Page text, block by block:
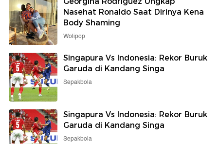
Nasehat Ronaldo Saat Dirinya Kena
Body Shaming
Wolipop
Singapura Vs Indonesia: Rekor Buruk
Garuda di Kandang Singa
Sepakbola
Singapura Vs Indonesia: Rekor Buruk
Garuda di Kandang Singa
Sepakbola